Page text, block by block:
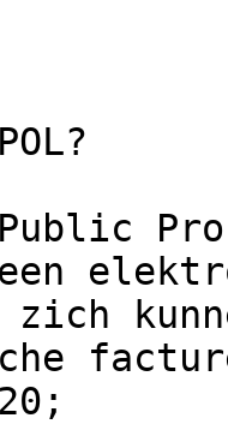
zich